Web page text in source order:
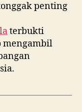
penting
terbukti
mengambil